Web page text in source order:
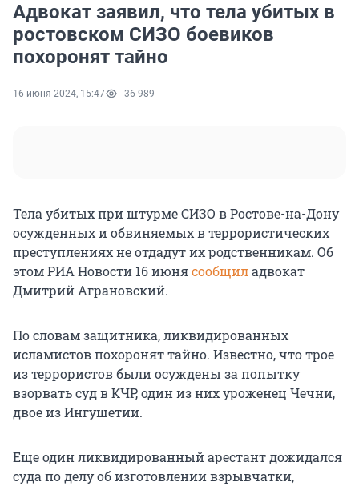
Адвокат заявил, что тела убитых в
ростовском СИЗО боевиков
похоронят тайно
16 июня 2024, 15:47 36 989
Тела убитых при штурме СИЗО в Ростове-на-Дону
осужденных и обвиняемых в террористических
преступлениях не отдадут их родственникам. Об
этом РИА Новости 16 июнясообщиладвокат
Дмитрий Аграновский.
По словам защитника, ликвидированных
исламистов похоронят тайно. Известно, что трое
из террористов были осуждены за попытку
взорвать суд в КЧР, один из них уроженец Чечни,
двое из Ингушетии.
Еще один ликвидированный арестант дожидался
суда по делу об изготовлении взрывчатки,